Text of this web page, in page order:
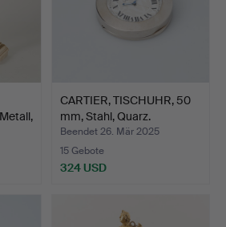
CARTIER, TISCHUHR, 50
mm, Stahl, Quarz.
Beendet 26. Mär 2025
15 Gebote
324 USD